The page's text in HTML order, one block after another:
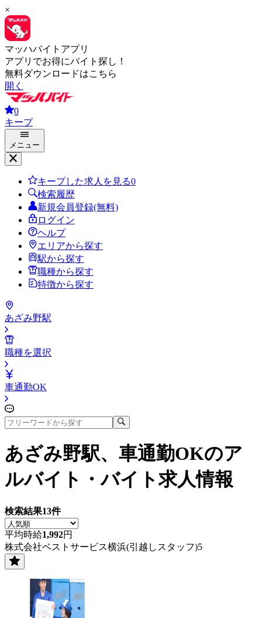
×
マッハバイトアプリ
アプリでお得にバイト探し！
無料ダウンロードはこちら
開く
0
キープ
メニュー
キープした求人を見る0
検索履歴
新規会員登録(無料)
ログイン
ヘルプ
エリアから探す
駅から探す
職種から探す
特徴から探す
あざみ野駅
職種を選択
車通勤OK
あざみ野駅、車通勤OKのア
ルバイト・バイト求人情報
検索結果13件
平均時給1,992円
株式会社ベストサービス横浜(引越しスタッフ)5